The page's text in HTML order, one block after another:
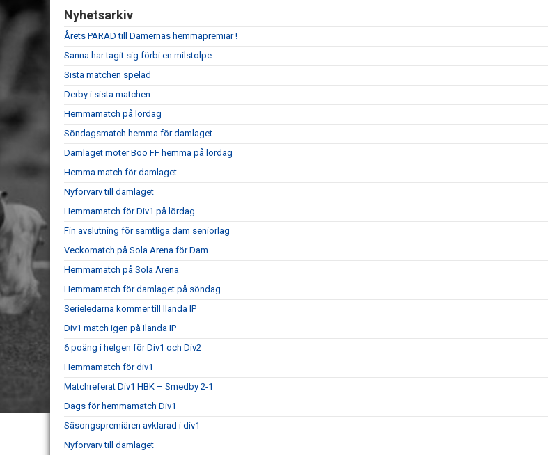
Nyhetsarkiv
Årets PARAD till Damernas hemmapremiär !
Sanna har tagit sig förbi en milstolpe
Sista matchen spelad
Derby i sista matchen
Hemmamatch på lördag
Söndagsmatch hemma för damlaget
Damlaget möter Boo FF hemma på lördag
Hemma match för damlaget
Nyförvärv till damlaget
Hemmamatch för Div1 på lördag
Fin avslutning för samtliga dam seniorlag
Veckomatch på Sola Arena för Dam
Hemmamatch på Sola Arena
Hemmamatch för damlaget på söndag
Serieledarna kommer till Ilanda IP
Div1 match igen på Ilanda IP
6 poäng i helgen för Div1 och Div2
Hemmamatch för div1
Matchreferat Div1 HBK – Smedby 2-1
Dags för hemmamatch Div1
Säsongspremiären avklarad i div1
Nyförvärv till damlaget